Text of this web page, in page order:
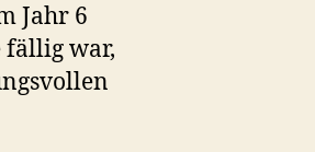
Jahr 6
fällig war,